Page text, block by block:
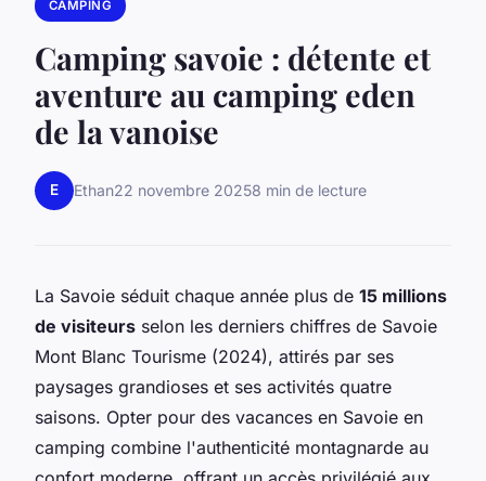
CAMPING
Camping savoie : détente et
aventure au camping eden
de la vanoise
E Ethan22 novembre 20258 min de lecture
La Savoie séduit chaque année plus de 15 millions
de visiteurs selon les derniers chiffres de Savoie
Mont Blanc Tourisme (2024), attirés par ses
paysages grandioses et ses activités quatre
saisons. Opter pour des vacances en Savoie en
camping combine l'authenticité montagnarde au